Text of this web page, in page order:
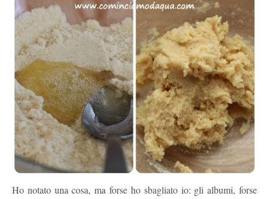
Ho notato una cosa, ma forse ho sbagliato io: gli albumi, forse